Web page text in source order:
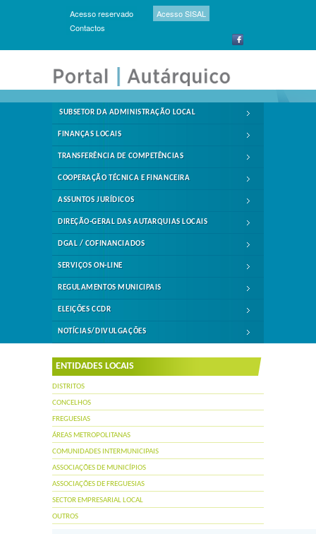
Acesso reservado
Acesso SISAL
Contactos
SUBSETOR DA ADMINISTRAÇÃO LOCAL
FINANÇAS LOCAIS
TRANSFERÊNCIA DE COMPETÊNCIAS
COOPERAÇÃO TÉCNICA E FINANCEIRA
ASSUNTOS JURÍDICOS
DIREÇÃO-GERAL DAS AUTARQUIAS LOCAIS
DGAL / COFINANCIADOS
SERVIÇOS ON-LINE
REGULAMENTOS MUNICIPAIS
ELEIÇÕES CCDR
NOTÍCIAS/DIVULGAÇÕES
ENTIDADES LOCAIS
DISTRITOS
CONCELHOS
FREGUESIAS
ÁREAS METROPOLITANAS
COMUNIDADES INTERMUNICIPAIS
ASSOCIAÇÕES DE MUNICÍPIOS
ASSOCIAÇÕES DE FREGUESIAS
SECTOR EMPRESARIAL LOCAL
OUTROS